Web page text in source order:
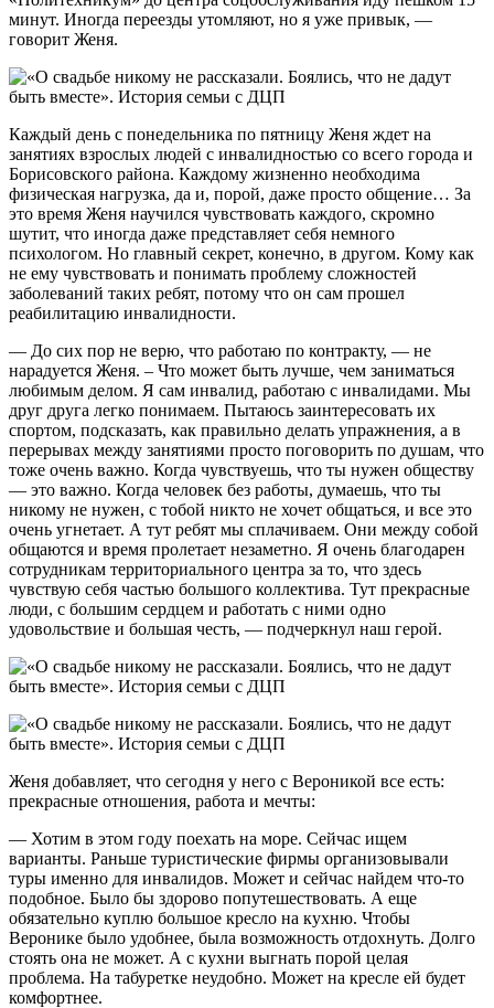
минут. Иногда переезды утомляют, но я уже привык, —
говорит Женя.
Каждый день с понедельника по пятницу Женя ждет на
занятиях взрослых людей с инвалидностью со всего города и
Борисовского района. Каждому жизненно необходима
физическая нагрузка, да и, порой, даже просто общение… За
это время Женя научился чувствовать каждого, скромно
шутит, что иногда даже представляет себя немного
психологом. Но главный секрет, конечно, в другом. Кому как
не ему чувствовать и понимать проблему сложностей
заболеваний таких ребят, потому что он сам прошел
реабилитацию инвалидности.
— До сих пор не верю, что работаю по контракту, — не
нарадуется Женя. – Что может быть лучше, чем заниматься
любимым делом. Я сам инвалид, работаю с инвалидами. Мы
друг друга легко понимаем. Пытаюсь заинтересовать их
спортом, подсказать, как правильно делать упражнения, а в
перерывах между занятиями просто поговорить по душам, что
тоже очень важно. Когда чувствуешь, что ты нужен обществу
— это важно. Когда человек без работы, думаешь, что ты
никому не нужен, с тобой никто не хочет общаться, и все это
очень угнетает. А тут ребят мы сплачиваем. Они между собой
общаются и время пролетает незаметно. Я очень благодарен
сотрудникам территориального центра за то, что здесь
чувствую себя частью большого коллектива. Тут прекрасные
люди, с большим сердцем и работать с ними одно
удовольствие и большая честь, — подчеркнул наш герой.
Женя добавляет, что сегодня у него с Вероникой все есть:
прекрасные отношения, работа и мечты:
— Хотим в этом году поехать на море. Сейчас ищем
варианты. Раньше туристические фирмы организовывали
туры именно для инвалидов. Может и сейчас найдем что-то
подобное. Было бы здорово попутешествовать. А еще
обязательно куплю большое кресло на кухню. Чтобы
Веронике было удобнее, была возможность отдохнуть. Долго
стоять она не может. А с кухни выгнать порой целая
проблема. На табуретке неудобно. Может на кресле ей будет
комфортнее.